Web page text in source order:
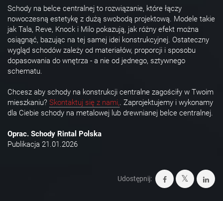
Schody na belce centralnej to rozwiązanie, które łączy
nowoczesną estetykę z dużą swobodą projektową. Modele takie
jak Tala, Reve, Knock i Milo pokazują, jak różny efekt można
osiągnąć, bazując na tej samej idei konstrukcyjnej. Ostateczny
wygląd schodów zależy od materiałów, proporcji i sposobu
dopasowania do wnętrza - a nie od jednego, sztywnego
schematu.
Chcesz aby schody na konstrukcji centralne zagościły w Twoim
mieszkaniu? Skontaktuj się z nami,. Zaprojektujemy i wykonamy
dla Ciebie schody na metalowej lub drewnianej belce centralnej.
Oprac. Schody Rintal Polska
Publikacja 21.01.2026
Udostępnij: